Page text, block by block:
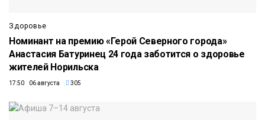
Здоровье
Номинант на премию «Герой Северного города»
Анастасия Батуринец 24 года заботится о здоровье
жителей Норильска
17:50 06 августа 305